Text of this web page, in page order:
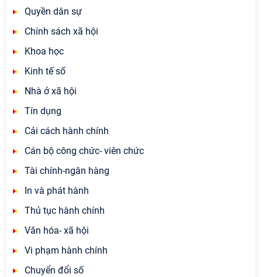
Quyền dân sự
Chính sách xã hội
Khoa học
Kinh tế số
Nhà ở xã hội
Tín dụng
Cải cách hành chính
Cán bộ công chức- viên chức
Tài chính-ngân hàng
In và phát hành
Thủ tục hành chính
Văn hóa- xã hội
Vi phạm hành chính
Chuyển đổi số